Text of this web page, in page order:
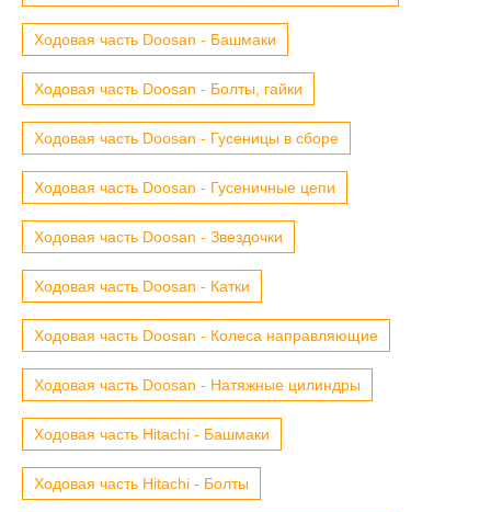
Ходовая часть Doosan - Башмаки
Ходовая часть Doosan - Болты, гайки
Ходовая часть Doosan - Гусеницы в сборе
Ходовая часть Doosan - Гусеничные цепи
Ходовая часть Doosan - Звездочки
Ходовая часть Doosan - Катки
Ходовая часть Doosan - Колеса направляющие
Ходовая часть Doosan - Натяжные цилиндры
Ходовая часть Hitachi - Башмаки
Ходовая часть Hitachi - Болты